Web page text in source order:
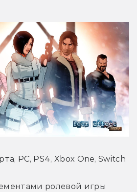
PC, PS4, Xbox One, Switch
ролевой игры